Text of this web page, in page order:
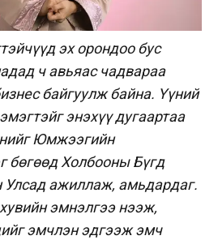
эх орондоо бус
ч авьяас чадвараа
байгуулж байна. Үүний
энэхүү дугаартаа
Юмжээгийн
бөгөөд Холбооны Бүгд
ажиллаж, амьдардаг.
эмнэлгээ нээж,
эмчлэн эдгээж эмч